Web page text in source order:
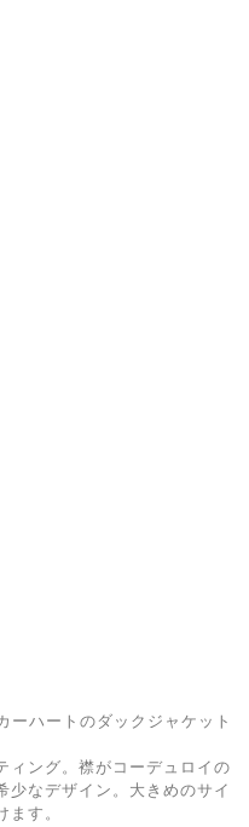
ーハートのダックジャケット
ィング。襟がコーデュロイの
少なデザイン。大きめのサイ
ます。